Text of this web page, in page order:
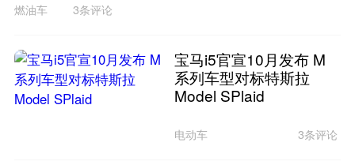
燃油车 3条评论
宝马i5官宣10月发布 M
系列车型对标特斯拉
Model SPlaid
电动车 3条评论